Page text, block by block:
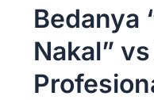
Bedanya
Nakal”